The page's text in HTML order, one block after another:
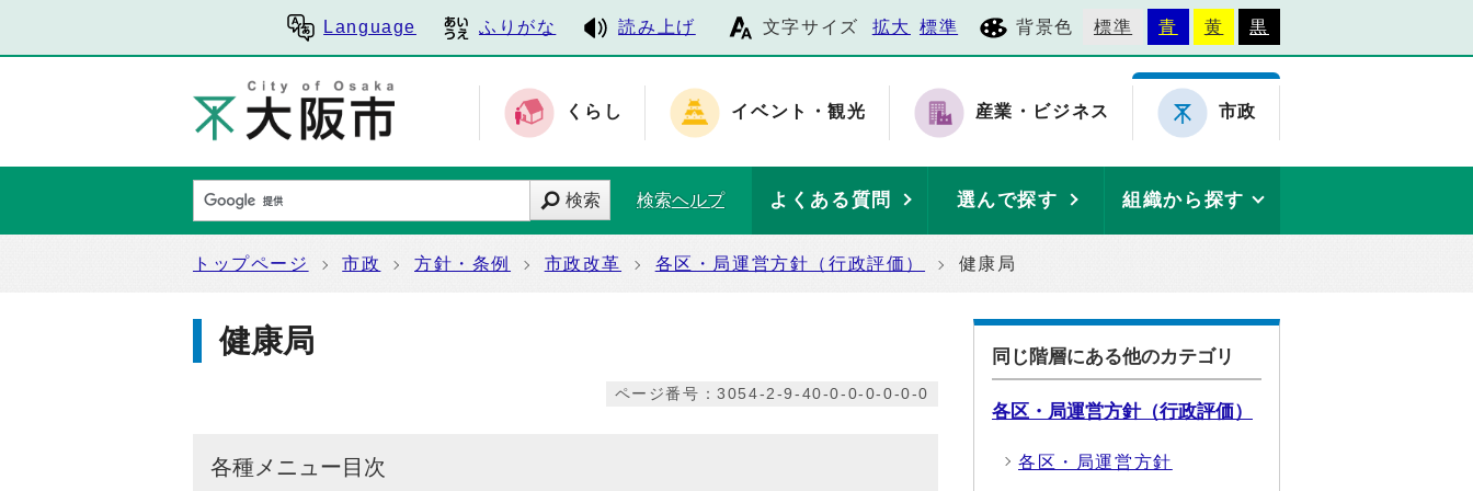
Language ふりがな 読み上げ 文字サイズ 拡大 標準 背景色 標準 青 黄 黒
くらし イベント・観光 産業・ビジネス 市政
検索 検索ヘルプ よくある質問 選んで探す 組織から探す
トップページ 市政 方針・条例 市政改革 各区・局運営方針（行政評価） 健康局
健康局
ページ番号：3054-2-9-40-0-0-0-0-0-0
各種メニュー目次
同じ階層にある他のカテゴリ
各区・局運営方針（行政評価）
各区・局運営方針